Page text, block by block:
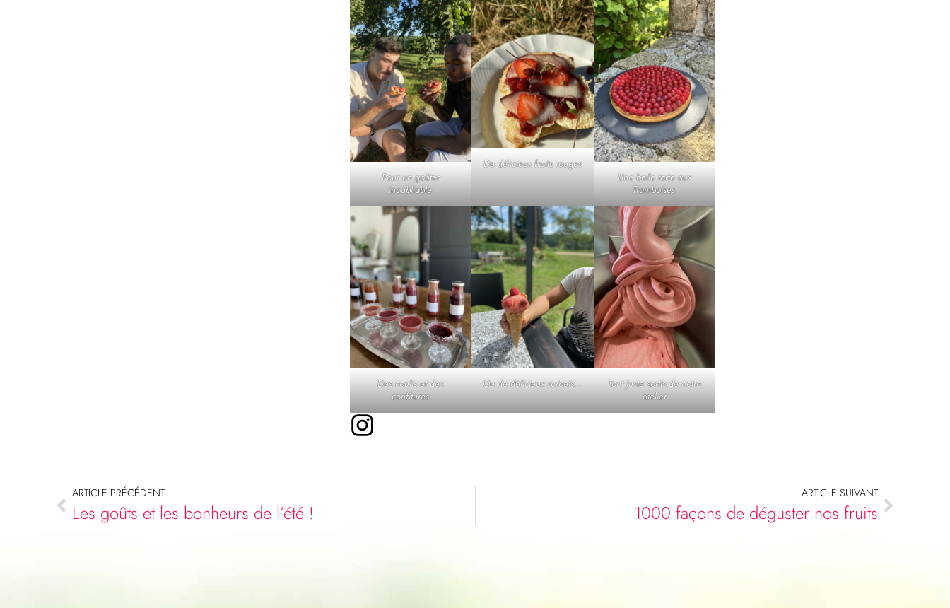
Pour un goûter
inoubliable
De délicieux fruits rouges
Une belle tarte aux
framboises
Des coulis et des
confitures
Ou de délicieux sorbets…
Tout juste sortis de notre
atelier
ARTICLE PRÉCÉDENT
Les goûts et les bonheurs de l’été !
ARTICLE SUIVANT
1000 façons de déguster nos fruits